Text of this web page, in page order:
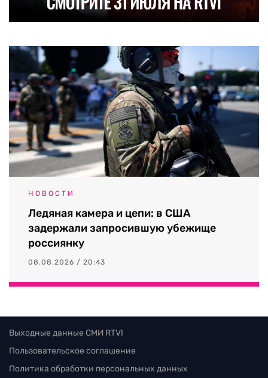
НОВОСТИ
Ледяная камера и цепи: в США
задержали запросившую убежище
россиянку
08.08.2026 / 20:43
Выходные данные СМИ RTVI
Пользовательское соглашение
Политика обработки персональных данных